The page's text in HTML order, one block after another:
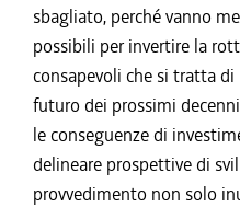
sbagliato, perché vanno
possibili per invertire la
consapevoli che si tratta
futuro dei prossimi
le conseguenze di
delineare prospettive di
provvedimento non solo